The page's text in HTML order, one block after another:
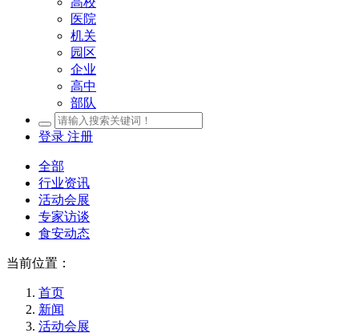
医院
机关
园区
企业
高中
部队
登录 注册
全部
行业资讯
活动会展
专家访谈
食安动态
当前位置：
首页
新闻
活动会展